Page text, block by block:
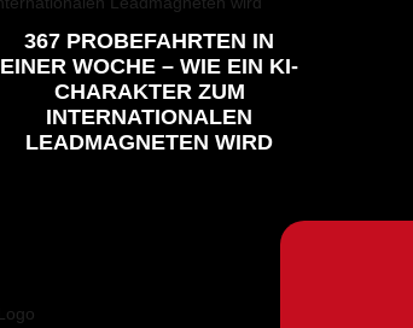
367 PROBEFAHRTEN IN
EINER WOCHE – WIE EIN KI-
CHARAKTER ZUM
INTERNATIONALEN
LEADMAGNETEN WIRD